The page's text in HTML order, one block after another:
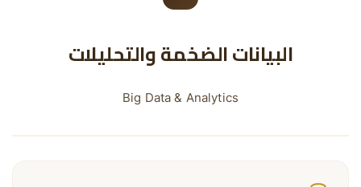
البيانات الضخمة والتحليلات
Big Data & Analytics